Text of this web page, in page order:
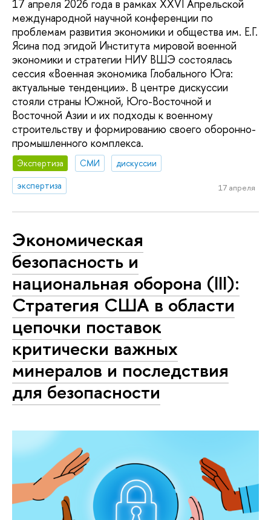
17 апреля 2026 года в рамках XXVI Апрельской
международной научной конференции по
проблемам развития экономики и общества им. Е.Г.
Ясина под эгидой Института мировой военной
экономики и стратегии НИУ ВШЭ состоялась
сессия «Военная экономика Глобального Юга:
актуальные тенденции». В центре дискуссии
стояли страны Южной, Юго-Восточной и
Восточной Азии и их подходы к военному
строительству и формированию своего оборонно-
промышленного комплекса.
Экспертиза СМИ
дискуссии
экспертиза
17 апреля
Экономическая
безопасность и
национальная оборона (III):
Стратегия США в области
цепочки поставок
критически важных
минералов и последствия
для безопасности